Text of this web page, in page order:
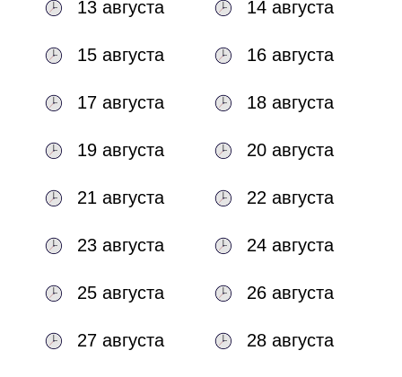
13 августа 14 августа
15 августа 16 августа
17 августа 18 августа
19 августа 20 августа
21 августа 22 августа
23 августа 24 августа
25 августа 26 августа
27 августа 28 августа